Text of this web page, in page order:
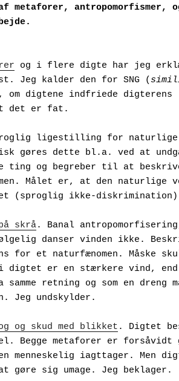
metaforer, antropomorfismer,
og i flere digte har jeg
Jeg kalder den for SNG (
digtene indfriede digterens
det er fat.
gøres dette bl.a. ved at
ting og begreber til at
Målet er, at den naturlige
(sproglig ikke-
skrå. Banal
danser vinden ikke.
for et naturfænomen. Måske
digtet er en stærkere vind,
retning og som en dreng
Jeg undskylder.
og skud med blikket . Digtet
Begge metaforer er forsåvidt
menneskelig iagttager. Men
sig umage. Jeg beklager.